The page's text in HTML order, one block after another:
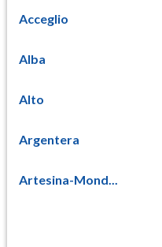
Acceglio
Alba
Alto
Argentera
Artesina-Mond...